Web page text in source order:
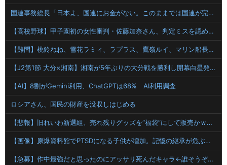
国連事務総長「日本よ、国連にお金がない。このままでは国連が完全崩壊する。助けろ」
【高校野球】甲子園初の女性審判・佐藤加奈さん、判定ミスを認め謝罪「苦いデビュー戦に」
【難問】桃鈴ねね、雪花ラミィ、ラプラス、鷹嶺ルイ、マリン船長が崖から落ちそうになっています
【J2第1節 大分×湘南】湘南が5年ぶりの大分戦を勝利し開幕白星発進！コーナーキックから山田寛人がボレーで決勝点
【AI】8割がGemini利用、ChatGPTは68% AI利用調査
ロシアさん、国民の財産を没収しはじめる
【悲報】旧れいわ新選組、売れ残りグッズを“福袋”にして販売かｗｗｗｗ
【画像】原爆資料館でPTSDになる子供が増加。記憶の継承が危ぶまれる事態に
【急募】作中最強だと思ったのにアッサリ死んだキャラ←誰そうぞうした？